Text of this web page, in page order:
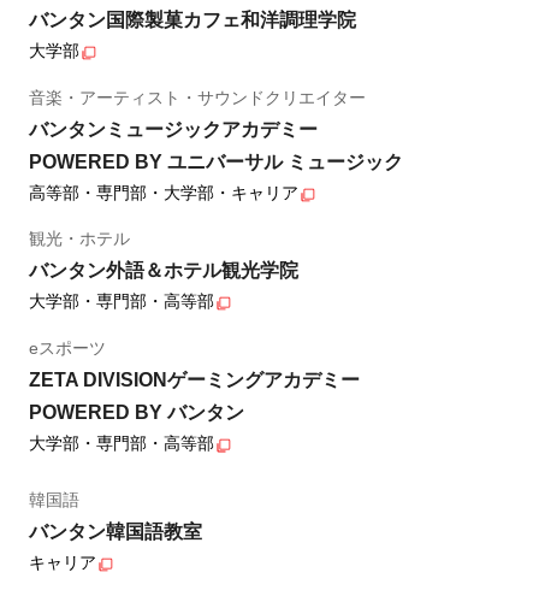
バンタン国際製菓カフェ和洋調理学院
大学部
音楽・アーティスト・サウンドクリエイター
バンタンミュージックアカデミー
POWERED BY ユニバーサル ミュージック
高等部・専門部・大学部・キャリア
観光・ホテル
バンタン外語＆ホテル観光学院
大学部・専門部・高等部
eスポーツ
ZETA DIVISIONゲーミングアカデミー
POWERED BY バンタン
大学部・専門部・高等部
韓国語
バンタン韓国語教室
キャリア